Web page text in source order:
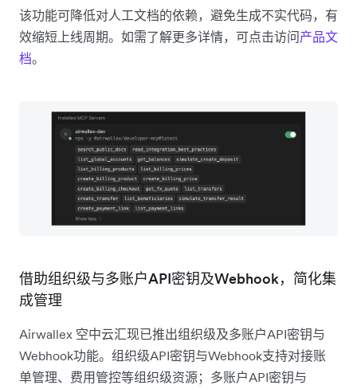
该功能可降低对人工文档的依赖，避免生成不实代码，有
效缩短上线周期。如需了解更多详情，可点击访问产品文
档。
借助组织级与多账户API密钥及Webhook，简化集
成管理
Airwallex 空中云汇现已推出组织级及多账户API密钥与
Webhook功能。组织级API密钥与Webhook支持对接账
单管理、费用管控等组织级资源；多账户API密钥与